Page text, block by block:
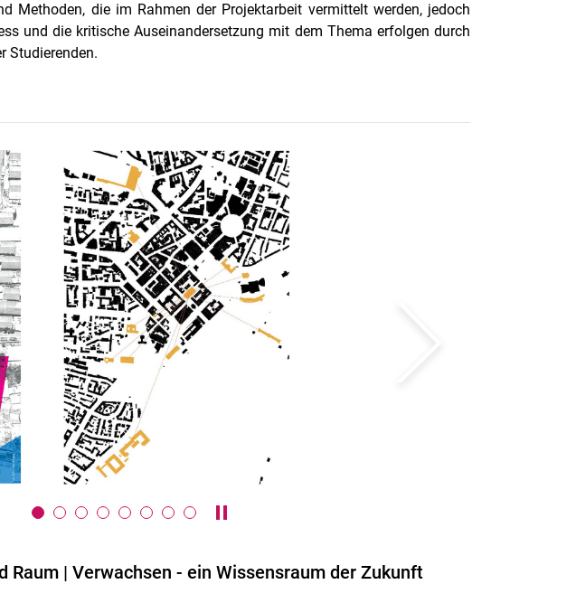
Methoden, die im Rahmen der Projektarbeit vermittelt werden, jedoch
und die kritische Auseinandersetzung mit dem Thema erfolgen durch
Studierenden.
Karussell anhalten / abspielen
Raum | Verwachsen - ein Wissensraum der Zukunft